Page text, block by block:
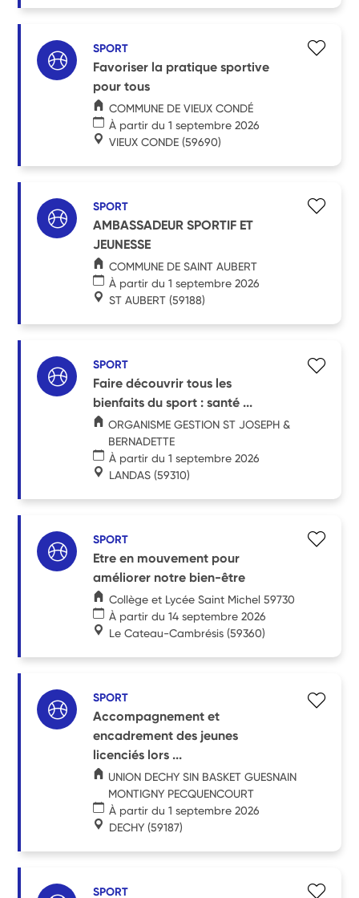
SPORT
Favoriser la pratique sportive
pour tous
COMMUNE DE VIEUX CONDÉ
À partir du 1 septembre 2026
VIEUX CONDE (59690)
SPORT
AMBASSADEUR SPORTIF ET
JEUNESSE
COMMUNE DE SAINT AUBERT
À partir du 1 septembre 2026
ST AUBERT (59188)
SPORT
Faire découvrir tous les
bienfaits du sport : santé ...
ORGANISME GESTION ST JOSEPH &
BERNADETTE
À partir du 1 septembre 2026
LANDAS (59310)
SPORT
Etre en mouvement pour
améliorer notre bien-être
Collège et Lycée Saint Michel 59730
À partir du 14 septembre 2026
Le Cateau-Cambrésis (59360)
SPORT
Accompagnement et
encadrement des jeunes
licenciés lors ...
UNION DECHY SIN BASKET GUESNAIN
MONTIGNY PECQUENCOURT
À partir du 1 septembre 2026
DECHY (59187)
SPORT